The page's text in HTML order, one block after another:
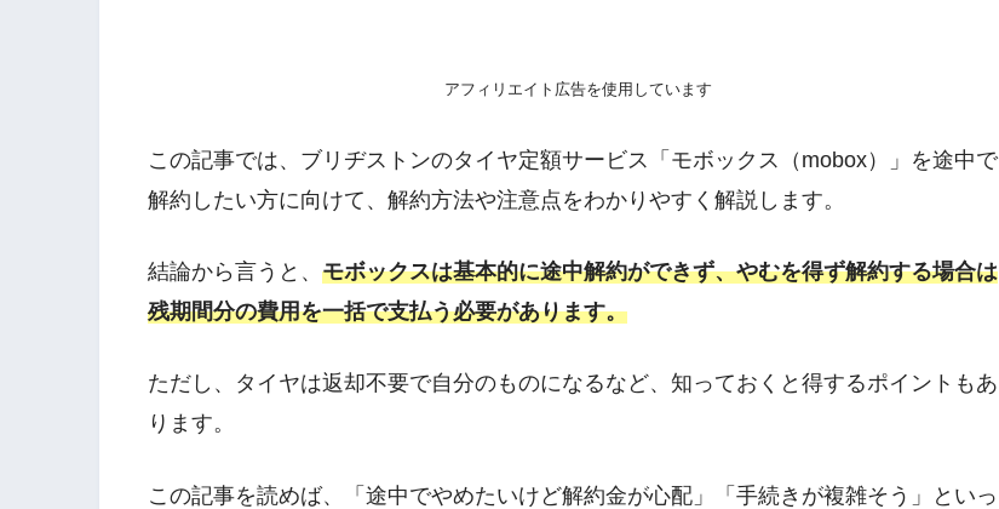
アフィリエイト広告を使用しています
この記事では、ブリヂストンのタイヤ定額サービス「モボックス（mobox）」を途中で
解約したい方に向けて、解約方法や注意点をわかりやすく解説します。
結論から言うと、 モボックスは基本的に途中解約ができず、やむを得ず解約する場合は
残期間分の費用を一括で支払う必要があります。
ただし、タイヤは返却不要で自分のものになるなど、知っておくと得するポイントもあ
ります。
この記事を読めば、「途中でやめたいけど解約金が心配」「手続きが複雑そう」といっ